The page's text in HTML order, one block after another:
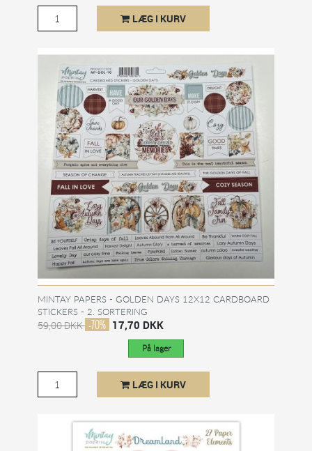
LÆG I KURV
MINTAY PAPERS - GOLDEN DAYS 12X12 CARDBOARD
STICKERS - 2. SORTERING
59,00 DKK -70% 17,70 DKK
På lager
LÆG I KURV